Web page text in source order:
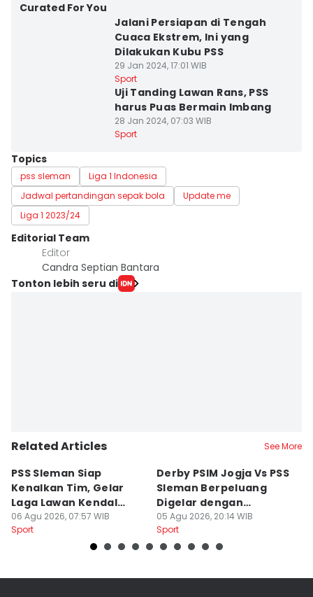
Curated For You
Jalani Persiapan di Tengah
Cuaca Ekstrem, Ini yang
Dilakukan Kubu PSS
29 Jan 2024, 17:01 WIB
Sport
Uji Tanding Lawan Rans, PSS
harus Puas Bermain Imbang
28 Jan 2024, 07:03 WIB
Sport
Topics
pss sleman
Liga 1 Indonesia
Jadwal pertandingan sepak bola
Update me
Liga 1 2023/24
Editorial Team
Editor
Candra Septian Bantara
Tonton lebih seru di
Related Articles See More
PSS Sleman Siap
Kenalkan Tim, Gelar
Laga Lawan Kendal
Tornado FC
06 Agu 2026, 07:57 WIB
Sport
Derby PSIM Jogja Vs PSS
Sleman Berpeluang
Digelar dengan
Penonton
05 Agu 2026, 20:14 WIB
Sport